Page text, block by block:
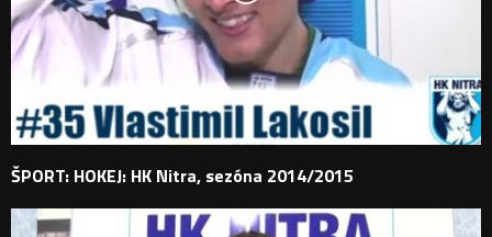
ŠPORT: HOKEJ: HK Nitra, sezóna 2014/2015